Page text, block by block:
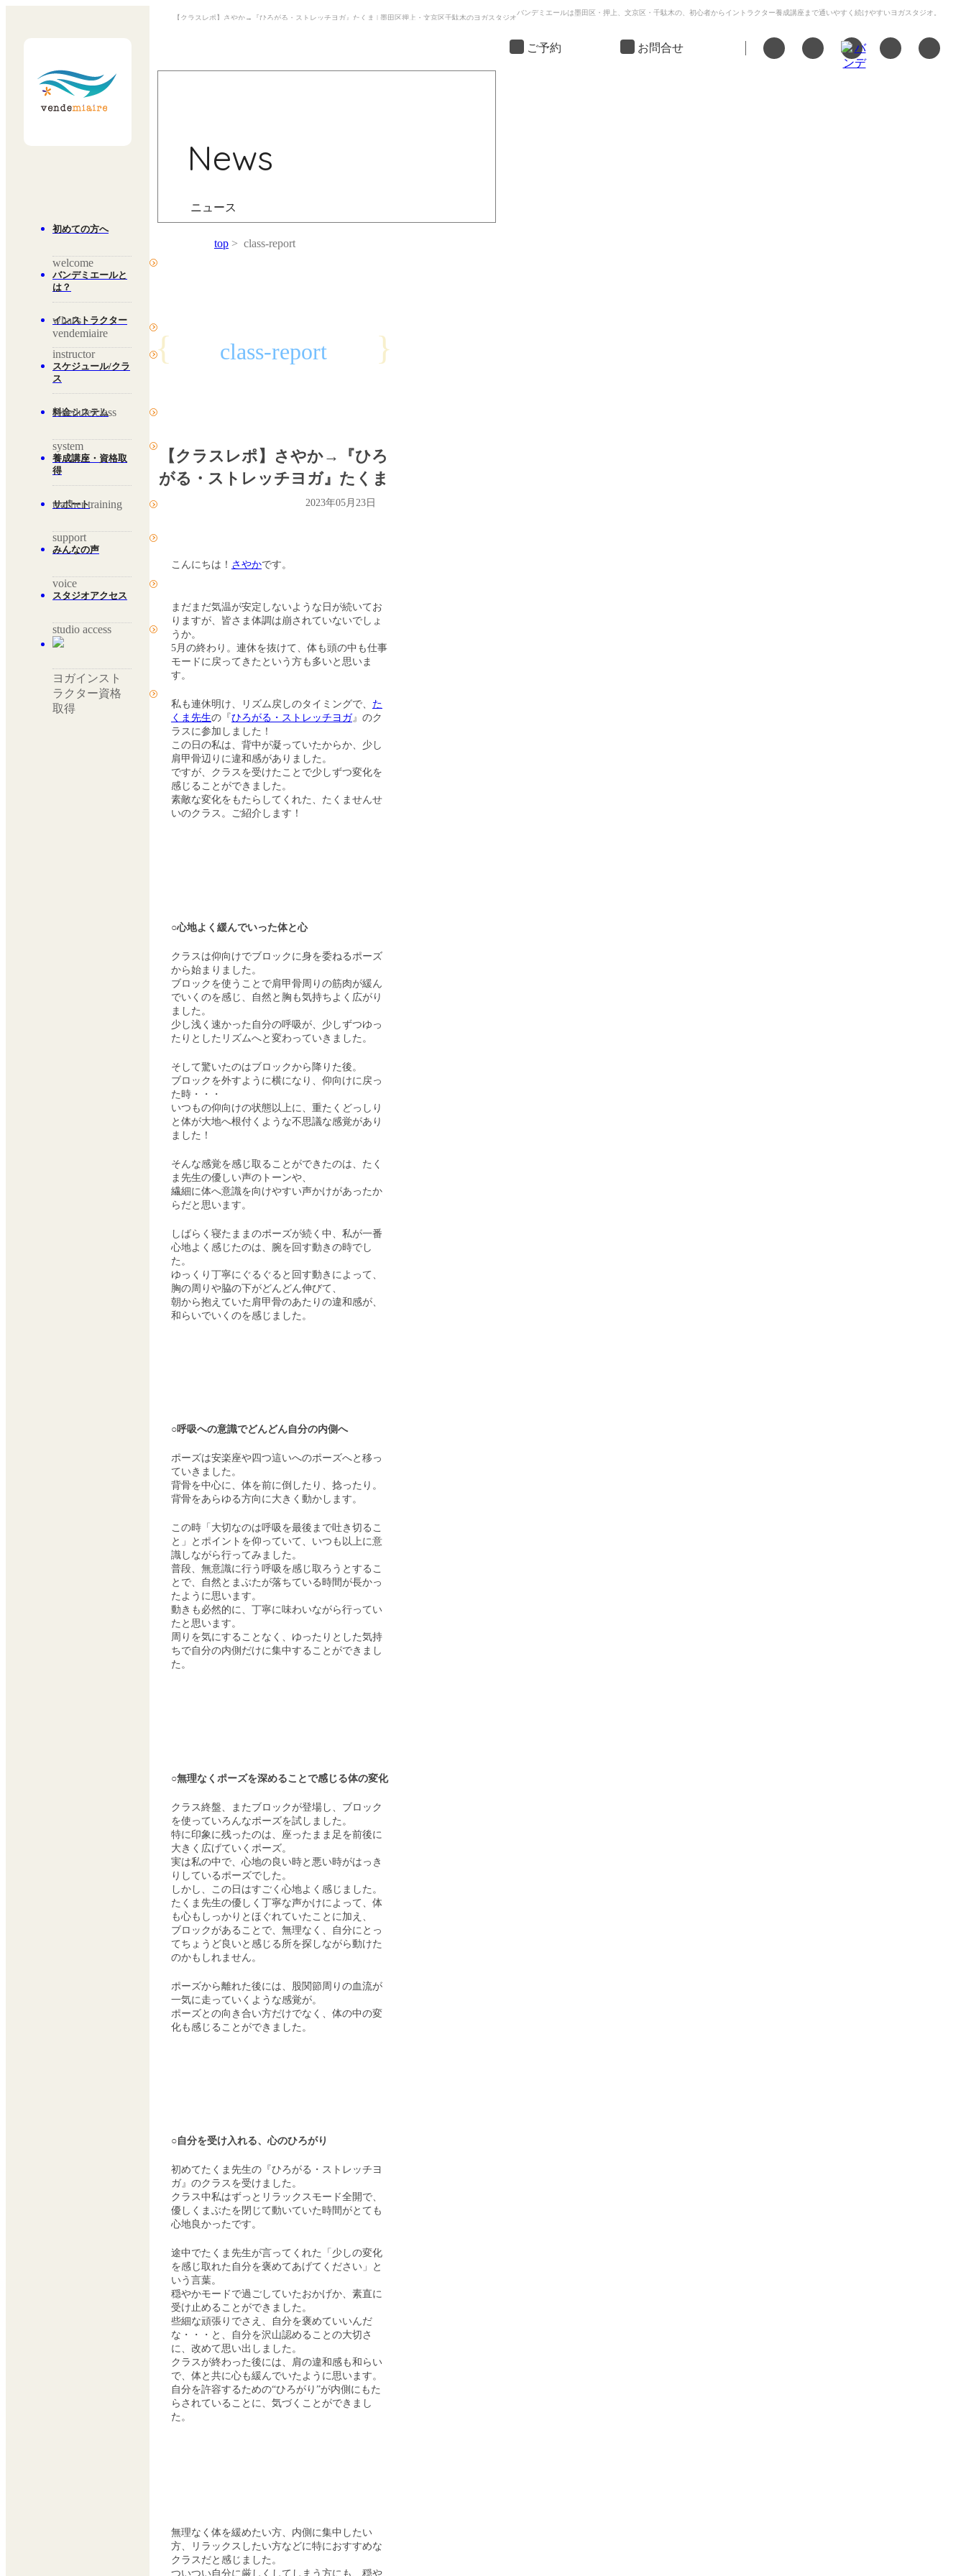
バンデミエールは墨田区・押上、文京区・千駄木の、初心者からイントラクター養成講座まで通いやすく続けやすいヨガスタジオ。
【クラスレポ】さやか→『ひろがる・ストレッチヨガ』たくま | 墨田区押上・文京区千駄木のヨガスタジオ
初めての方へ
welcome
バンデミエールと
は？
what's
vendemiaire
インストラクター
instructor
スケジュール/クラ
ス
schedule/class
料金システム
system
養成講座・資格取
得
teacher training
サポート
support
みんなの声
voice
スタジオアクセス
studio access
ヨガインスト
ラクター資格
取得
ご予約 お問合せ
News
ニュース
top class-report
{ class-report }
【クラスレポ】さやか→『ひろ
がる・ストレッチヨガ』たくま
2023年05月23日
こんにちは！ さやかです。
まだまだ気温が安定しないような日が続いてお
りますが、皆さま体調は崩されていないでしょ
うか。
5月の終わり。連休を抜けて、体も頭の中も仕事
モードに戻ってきたという方も多いと思いま
す。
私も連休明け、リズム戻しのタイミングで、 た
くま先生の『ひろがる・ストレッチヨガ』のク
ラスに参加しました！
この日の私は、背中が凝っていたからか、少し
肩甲骨辺りに違和感がありました。
ですが、クラスを受けたことで少しずつ変化を
感じることができました。
素敵な変化をもたらしてくれた、たくませんせ
いのクラス。ご紹介します！
○心地よく緩んでいった体と心
クラスは仰向けでブロックに身を委ねるポーズ
から始まりました。
ブロックを使うことで肩甲骨周りの筋肉が緩ん
でいくのを感じ、自然と胸も気持ちよく広がり
ました。
少し浅く速かった自分の呼吸が、少しずつゆっ
たりとしたリズムへと変わっていきました。
そして驚いたのはブロックから降りた後。
ブロックを外すように横になり、仰向けに戻っ
た時・・・
いつもの仰向けの状態以上に、重たくどっしり
と体が大地へ根付くような不思議な感覚があり
ました！
そんな感覚を感じ取ることができたのは、たく
ま先生の優しい声のトーンや、
繊細に体へ意識を向けやすい声かけがあったか
らだと思います。
しばらく寝たままのポーズが続く中、私が一番
心地よく感じたのは、腕を回す動きの時でし
た。
ゆっくり丁寧にぐるぐると回す動きによって、
胸の周りや脇の下がどんどん伸びて、
朝から抱えていた肩甲骨のあたりの違和感が、
和らいでいくのを感じました。
○呼吸への意識でどんどん自分の内側へ
ポーズは安楽座や四つ這いへのポーズへと移っ
ていきました。
背骨を中心に、体を前に倒したり、捻ったり。
背骨をあらゆる方向に大きく動かします。
この時「大切なのは呼吸を最後まで吐き切るこ
と」とポイントを仰っていて、いつも以上に意
識しながら行ってみました。
普段、無意識に行う呼吸を感じ取ろうとするこ
とで、自然とまぶたが落ちている時間が長かっ
たように思います。
動きも必然的に、丁寧に味わいながら行ってい
たと思います。
周りを気にすることなく、ゆったりとした気持
ちで自分の内側だけに集中することができまし
た。
○無理なくポーズを深めることで感じる体の変化
クラス終盤、またブロックが登場し、ブロック
を使っていろんなポーズを試しました。
特に印象に残ったのは、座ったまま足を前後に
大きく広げていくポーズ。
実は私の中で、心地の良い時と悪い時がはっき
りしているポーズでした。
しかし、この日はすごく心地よく感じました。
たくま先生の優しく丁寧な声かけによって、体
も心もしっかりとほぐれていたことに加え、
ブロックがあることで、無理なく、自分にとっ
てちょうど良いと感じる所を探しながら動けた
のかもしれません。
ポーズから離れた後には、股関節周りの血流が
一気に走っていくような感覚が。
ポーズとの向き合い方だけでなく、体の中の変
化も感じることができました。
○自分を受け入れる、心のひろがり
初めてたくま先生の『ひろがる・ストレッチヨ
ガ』のクラスを受けました。
クラス中私はずっとリラックスモード全開で、
優しくまぶたを閉じて動いていた時間がとても
心地良かったです。
途中でたくま先生が言ってくれた「少しの変化
を感じ取れた自分を褒めてあげてください」と
いう言葉。
穏やかモードで過ごしていたおかげか、素直に
受け止めることができました。
些細な頑張りでさえ、自分を褒めていいんだ
な・・・と、自分を沢山認めることの大切さ
に、改めて思い出しました。
クラスが終わった後には、肩の違和感も和らい
で、体と共に心も緩んでいたように思います。
自分を許容するための“ひろがり”が内側にもた
らされていることに、気づくことができまし
た。
無理なく体を緩めたい方、内側に集中したい
方、リラックスしたい方などに特におすすめな
クラスだと感じました。
ついつい自分に厳しくしてしまう方にも、穏や